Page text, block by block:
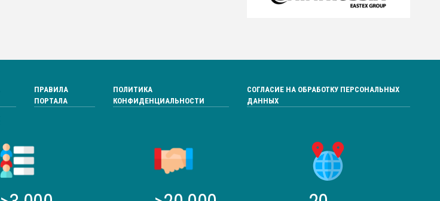
ПРАВИЛА
ПОРТАЛА
ПОЛИТИКА
КОНФИДЕНЦИАЛЬНОСТИ
СОГЛАСИЕ НА ОБРАБОТКУ ПЕРСОНАЛЬНЫХ
ДАННЫХ